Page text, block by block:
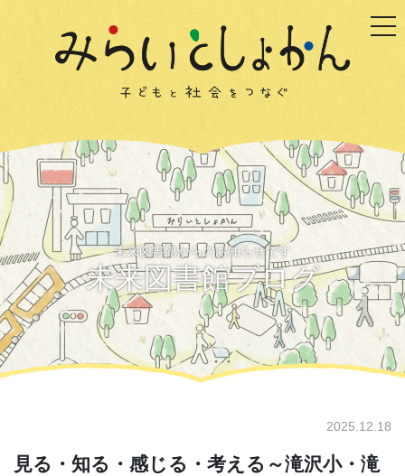
未来図書館からのお知らせです
未来図書館ブログ
2025.12.18
見る・知る・感じる・考える～滝沢小・滝